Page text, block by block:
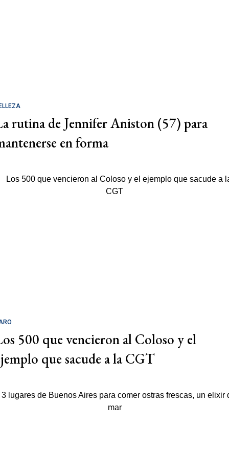
rutina de Jennifer Aniston (57) para
en forma
500 que vencieron al Coloso y el
que sacude a la CGT